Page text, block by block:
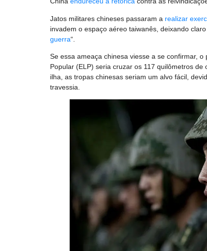
Jatos militares chineses passaram a realizar
invadem o espaço aéreo taiwanês, deixando
guerra“.
Se essa ameaça chinesa viesse a se confirmar,
Popular (ELP) seria cruzar os 117 quilômetros
ilha, as tropas chinesas seriam um alvo fácil,
travessia.